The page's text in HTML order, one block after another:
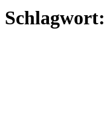
Schlagwort: